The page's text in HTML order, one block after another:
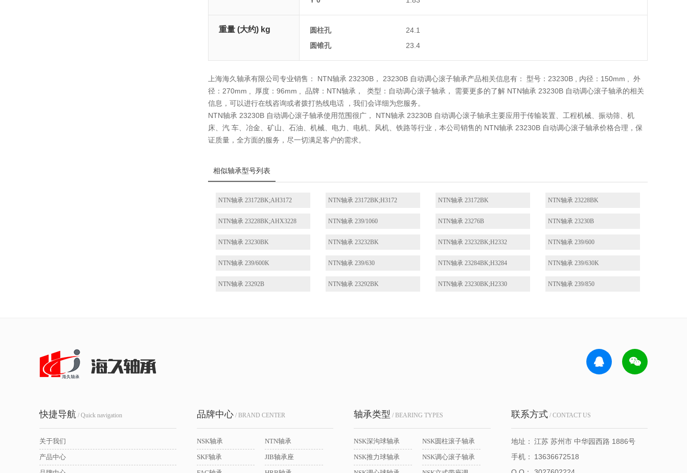
重量 (大约) kg 圆柱孔
24.1
圆锥孔
23.4
上海海久轴承有限公司专业销售： NTN轴承 23230B， 23230B 自动调心滚子轴承产品相关信息有： 型号：23230B , 内径：150mm , 外
径：270mm , 厚度：96mm , 品牌：NTN轴承， 类型：自动调心滚子轴承， 需要更多的了解 NTN轴承 23230B 自动调心滚子轴承的相关
信息，可以进行在线咨询或者拨打热线电话 ，我们会详细为您服务。
NTN轴承 23230B 自动调心滚子轴承使用范围很广， NTN轴承 23230B 自动调心滚子轴承主要应用于传输装置、工程机械、振动筛、机
床、汽 车、冶金、矿山、石油、机械、电力、电机、风机、铁路等行业，本公司销售的 NTN轴承 23230B 自动调心滚子轴承价格合理，保
证质量，全方面的服务，尽一切满足客户的需求。
相似轴承型号列表
NTN轴承 23172BK;AH3172 NTN轴承 23172BK;H3172 NTN轴承 23172BK NTN轴承 23228BK
NTN轴承 23228BK;AHX3228 NTN轴承 239/1060 NTN轴承 23276B NTN轴承 23230B
NTN轴承 23230BK NTN轴承 23232BK NTN轴承 23232BK;H2332 NTN轴承 239/600
NTN轴承 239/600K NTN轴承 239/630 NTN轴承 23284BK;H3284 NTN轴承 239/630K
NTN轴承 23292B NTN轴承 23292BK NTN轴承 23230BK;H2330 NTN轴承 239/850
快捷导航 / Quick navigation
关于我们
产品中心
品牌中心/ BRAND CENTER
NSK轴承 NTN轴承
SKF轴承 JIB轴承座
轴承类型 / BEARING TYPES
NSK深沟球轴承 NSK圆柱滚子轴承
NSK推力球轴承 NSK调心滚子轴承
联系方式/ CONTACT US
地址： 江苏 苏州市 中华园西路 1886号
手机：
13636672518